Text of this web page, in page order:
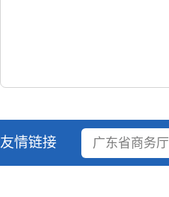
友情链接 广东省商务厅